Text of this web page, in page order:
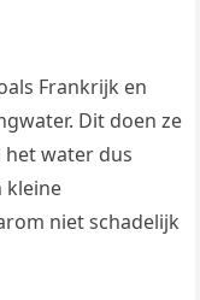
Frankrijk en
Dit doen ze
water dus
kleine
niet schadelijk